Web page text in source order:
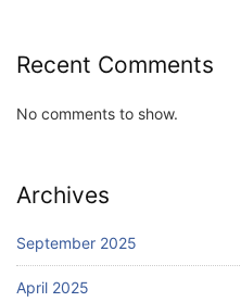
Recent Comments
No comments to show.
Archives
September 2025
April 2025